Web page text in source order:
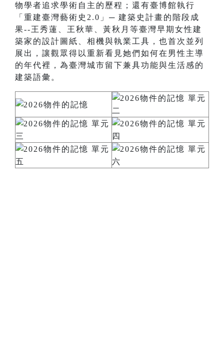
物學者追求學術自主的歷程；還有臺博館執行
「重建臺灣藝術史2.0」─ 建築史計畫的階段成
果--王秀蓮、王秋華、黃秋月等臺灣早期女性建
築家的設計圖紙、相機與執業工具，也首次並列
展出，讓觀眾得以重新看見她們如何在男性主導
的年代裡，為臺灣城市留下兼具功能與生活感的
建築語彙。